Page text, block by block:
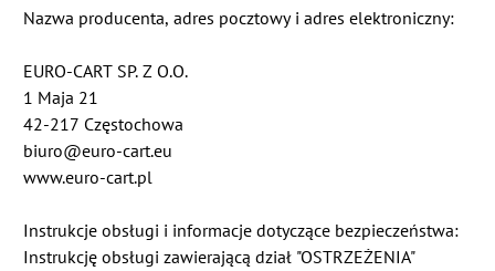
Nazwa producenta, adres pocztowy i adres elektroniczny:
EURO-CART SP. Z O.O.
1 Maja 21
42-217 Częstochowa
biuro@euro-cart.eu
www.euro-cart.pl
Instrukcje obsługi i informacje dotyczące bezpieczeństwa:
Instrukcję obsługi zawierającą dział "OSTRZEŻENIA"